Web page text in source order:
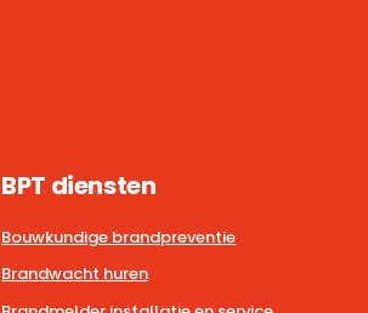
BPT diensten
Bouwkundige brandpreventie
Brandwacht huren